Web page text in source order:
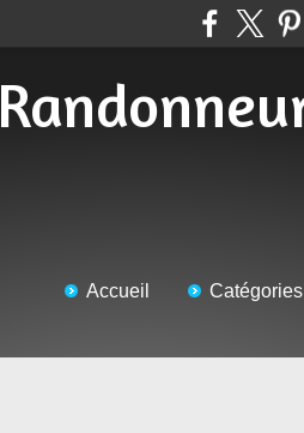
Accueil Catégories